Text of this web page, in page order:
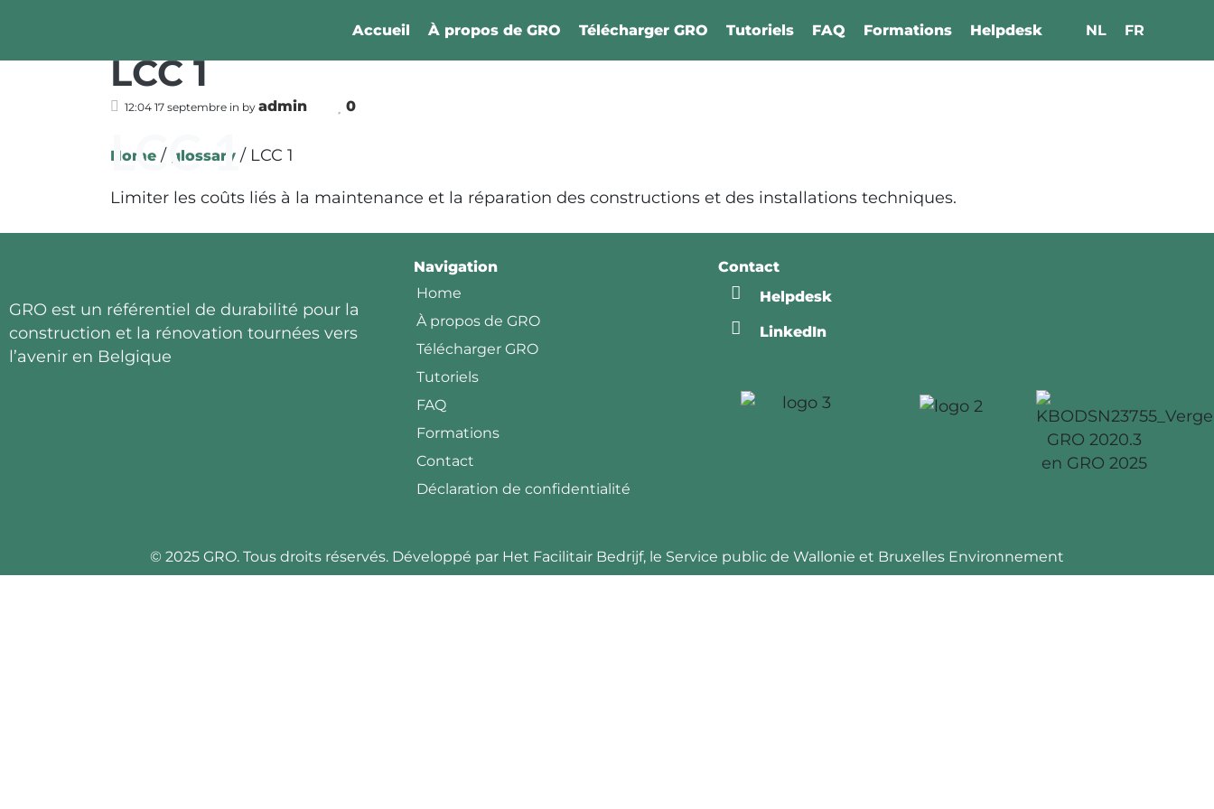
Accueil À propos de GRO Télécharger GRO Tutoriels FAQ Formations Helpdesk NL FR
LCC 1
LCC 1
12:04 17 septembre in by admin 0
Home / glossary / LCC 1
Limiter les coûts liés à la maintenance et la réparation des constructions et des installations techniques.
GRO est un référentiel de durabilité pour la
construction et la rénovation tournées vers
l’avenir en Belgique
Navigation
Home
À propos de GRO
Télécharger GRO
Tutoriels
FAQ
Formations
Contact
Déclaration de confidentialité
Contact
Helpdesk
LinkedIn
© 2025 GRO. Tous droits réservés. Développé par Het Facilitair Bedrijf, le Service public de Wallonie et Bruxelles Environnement